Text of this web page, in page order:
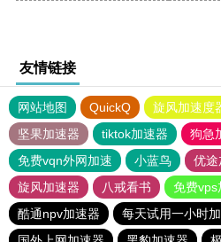
友情链接
网站地图 QuickQ 旋风加速度
坚果加速器
tiktok加速器
狗急
免费vqn外网加速
小蓝鸟 优途
旋风加速器
八戒看书
免费vps
酷通npv加速器
每天试用一小时